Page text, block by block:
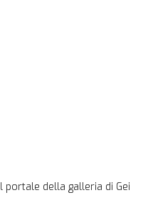
della galleria di Gei